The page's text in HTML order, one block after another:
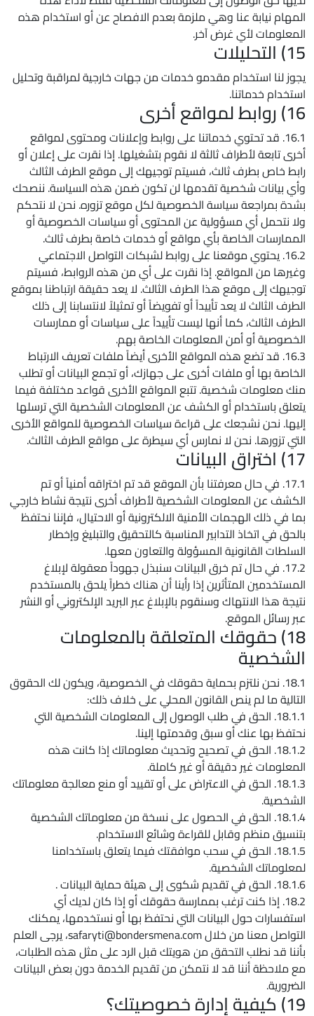
المهام نيابة عنا وهي ملزمة بعدم الافصاح عن أو استخدام هذه
المعلومات لأي غرض آخر.
15) التحليلات
يجوز لنا استخدام مقدمو خدمات من جهات خارجية لمراقبة وتحليل
استخدام خدماتنا.
16) روابط لمواقع أخرى
16.1. قد تحتوي خدماتنا على روابط وإعلانات ومحتوى لمواقع
أخرى تابعة لأطراف ثالثة لا نقوم بتشغيلها. إذا نقرت على إعلان أو
رابط خاص بطرف ثالث، فسيتم توجيهك إلى موقع الطرف الثالث
وأي بيانات شخصية تقدمها لن تكون ضمن هذه السياسة. ننصحك
بشدة بمراجعة سياسة الخصوصية لكل موقع تزوره. نحن لا نتحكم
ولا نتحمل أي مسؤولية عن المحتوى أو سياسات الخصوصية أو
الممارسات الخاصة بأي مواقع أو خدمات خاصة بطرف ثالث.
16.2. يحتوي موقعنا على روابط لشبكات التواصل الاجتماعي
وغيرها من المواقع. إذا نقرت على أي من هذه الروابط، فسيتم
توجيهك إلى موقع هذا الطرف الثالث. لا يعد حقيقة ارتباطنا بموقع
الطرف الثالث لا يعد تأييداً أو تفويضاً أو تمثيلاً لانتسابنا إلى ذلك
الطرف الثالث، كما أنها ليست تأييداً على سياسات أو ممارسات
الخصوصية أو أمن المعلومات الخاصة بهم.
16.3. قد تضع هذه المواقع الأخرى أيضاً ملفات تعريف الارتباط
الخاصة بها أو ملفات أخرى على جهازك، أو تجمع البيانات أو تطلب
منك معلومات شخصية. تتبع المواقع الأخرى قواعد مختلفة فيما
يتعلق باستخدام أو الكشف عن المعلومات الشخصية التي ترسلها
إليها. نحن نشجعك على قراءة سياسات الخصوصية للمواقع الأخرى
التي تزورها. نحن لا نمارس أي سيطرة على مواقع الطرف الثالث.
17) اختراق البيانات
17.1. في حال معرفتنا بأن الموقع قد تم اختراقه أمنياً أو تم
الكشف عن المعلومات الشخصية لأطراف أخرى نتيجة نشاط خارجي
بما في ذلك الهجمات الأمنية الالكترونية أو الاحتيال، فإننا نحتفظ
بالحق في اتخاذ التدابير المناسبة كالتحقيق والتبليغ وإخطار
السلطات القانونية المسؤولة والتعاون معها.
17.2. في حال تم خرق البيانات سنبذل جهوداً معقولة لإبلاغ
المستخدمين المتأثرين إذا رأينا أن هناك خطراً يلحق بالمستخدم
نتيجة هذا الانتهاك وسنقوم بالإبلاغ عبر البريد الإلكتروني أو النشر
عبر رسائل الموقع.
18) حقوقك المتعلقة بالمعلومات
الشخصية
18.1. نحن نلتزم بحماية حقوقك في الخصوصية، ويكون لك الحقوق
التالية ما لم ينص القانون المحلي على خلاف ذلك:
18.1.1. الحق في طلب الوصول إلى المعلومات الشخصية التي
نحتفظ بها عنك أو سبق وقدمتها إلينا.
18.1.2. الحق في تصحيح وتحديث معلوماتك إذا كانت هذه
المعلومات غير دقيقة أو غير كاملة.
18.1.3. الحق في الاعتراض على أو تقييد أو منع معالجة معلوماتك
الشخصية.
18.1.4. الحق في الحصول على نسخة من معلوماتك الشخصية
بتنسيق منظم وقابل للقراءة وشائع الاستخدام.
18.1.5. الحق في سحب موافقتك فيما يتعلق باستخدامنا
لمعلوماتك الشخصية.
18.1.6. الحق في تقديم شكوى إلى هيئة حماية البيانات .
18.2. إذا كنت ترغب بممارسة حقوقك أو إذا كان لديك أي
استفسارات حول البيانات التي نحتفظ بها أو نستخدمها، يمكنك
التواصل معنا من خلال safaryti@bondersmena.com، يرجى العلم
بأننا قد نطلب التحقق من هويتك قبل الرد على مثل هذه الطلبات،
مع ملاحظة أننا قد لا نتمكن من تقديم الخدمة دون بعض البيانات
الضرورية.
19) كيفية إدارة خصوصيتك؟